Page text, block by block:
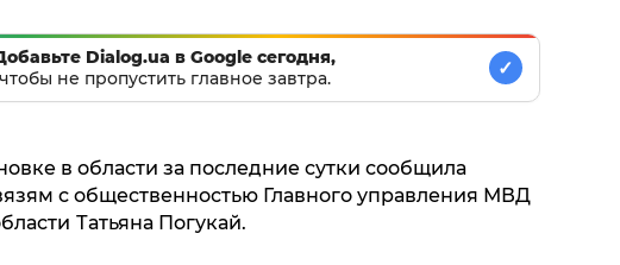
Dialog.ua в Google сегодня,
чтобы не пропустить главное завтра.
✓
в области за последние сутки сообщила
с общественностью Главного управления МВД
Татьяна Погукай.